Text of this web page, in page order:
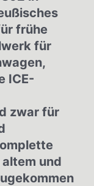
frühe
für
ICE-
zwar für
und